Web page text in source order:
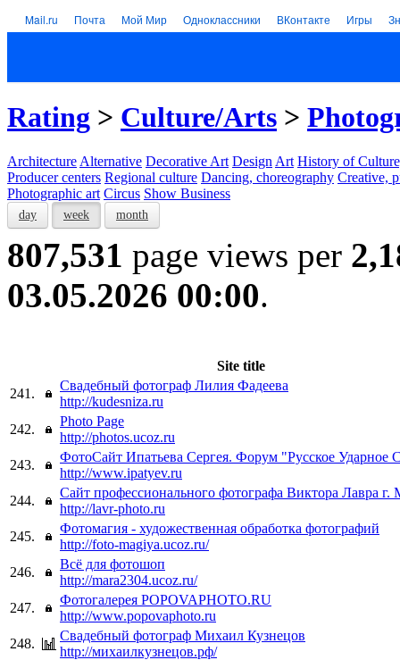
Mail.ru Почта Мой Мир Одноклассники ВКонтакте Игры
Rating > Culture/Arts >
Architecture Alternative Decorative Art Design Art History of
Producer centers Regional culture Dancing, choreography Creative,
Photographic art Circus Show Business
day week month
807,531 page views per
03.05.2026 00:00.
Site title
241.
Свадебный фотограф Лилия Фадеева
http://kudesniza.ru
242.
Photo Page
http://photos.ucoz.ru
243.
ФотоСайт Ипатьева Сергея. Форум "Русское Ударное
http://www.ipatyev.ru
244.
Сайт профессионального фотографа Виктора Лавра г.
http://lavr-photo.ru
245.
Фотомагия - художественная обработка фотографий
http://foto-magiya.ucoz.ru/
246.
Всё для фотошоп
http://mara2304.ucoz.ru/
247.
Фотогалерея POPOVAPHOTO.RU
http://www.popovaphoto.ru
248.
Свадебный фотограф Михаил Кузнецов
http://михаилкузнецов.рф/